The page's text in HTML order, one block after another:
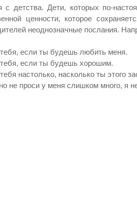
с детства. Дети, которых по-
ценности, которое
неоднозначные послания.
если ты будешь любить меня.
если ты будешь хорошим.
настолько, насколько ты этого
не проси у меня слишком много, я